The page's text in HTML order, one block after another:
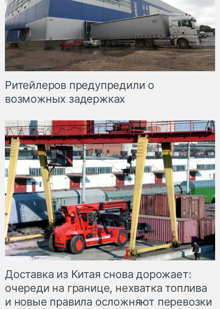
Ритейлеров предупредили о
возможных задержках
Доставка из Китая снова дорожает:
очереди на границе, нехватка топлива
и новые правила осложняют перевозки